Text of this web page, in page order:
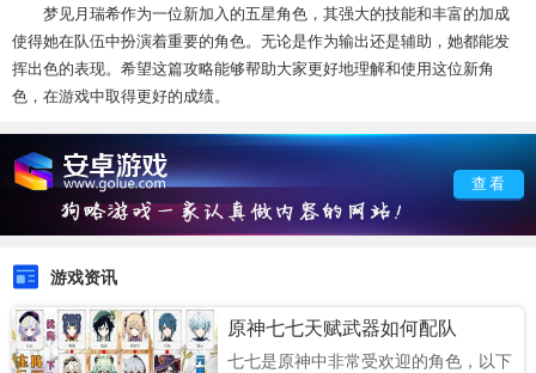
梦见月瑞希作为一位新加入的五星角色，其强大的技能和丰富的加成
使得她在队伍中扮演着重要的角色。无论是作为输出还是辅助，她都能发
挥出色的表现。希望这篇攻略能够帮助大家更好地理解和使用这位新角
色，在游戏中取得更好的成绩。
查看
游戏资讯
原神七七天赋武器如何配队
七七是原神中非常受欢迎的角色，以下